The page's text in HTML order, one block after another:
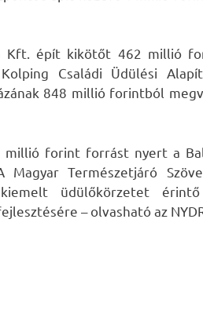
Kft. épít kikötőt 462 millió
Családi Üdülési
848 millió forintból
millió forint forrást nyert a
Magyar Természetjáró
üdülőkörzetet
– olvasható az